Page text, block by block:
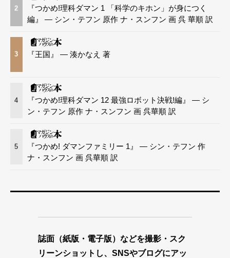
2
『つかめ!理科ダマン 1 「科学のキホン」が身につく
編』 — シン・テフン 原作 ナ・スンフン 画 呉 華順 訳
3 『王国』 — 湊かなえ 著
4
『つかめ!理科ダマン 12 最強ロボット決戦!編』 — シ
ン・テフン 原作 ナ・スンフン 画 呉華順 訳
5
『つかめ! ダマンファミリー 1』 — シン・テフン 作
ナ・スンフン 画 呉華順 訳
誌面（紙版・電子版）などを撮影・スク
リーンショットし、SNSやブログにアッ